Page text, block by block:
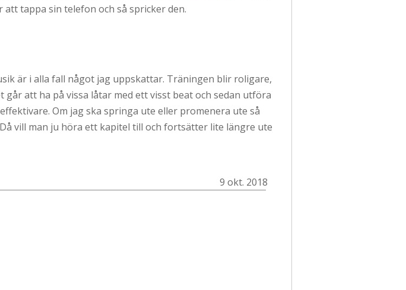
tappa sin telefon och så spricker den.
är i alla fall något jag uppskattar. Träningen blir roligare,
att ha på vissa låtar med ett visst beat och sedan utföra
Om jag ska springa ute eller promenera ute så
vill man ju höra ett kapitel till och fortsätter lite längre ute
9 okt. 2018